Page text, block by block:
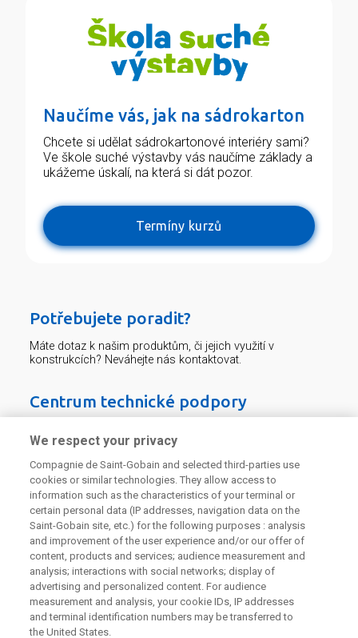
Naučíme vás, jak na sádrokarton
Chcete si udělat sádrokartonové interiéry sami?
Ve škole suché výstavby vás naučíme základy a
ukážeme úskalí, na která si dát pozor.
Termíny kurzů
Potřebujete poradit?
Máte dotaz k našim produktům, či jejich využití v
konstrukcích? Neváhejte nás kontaktovat.
Centrum technické podpory
226 292 224 Zaslat dotaz
Odebírejte náš newsletter
Užitečné odkazy
We respect your privacy
Compagnie de Saint-Gobain and selected third-parties use
cookies or similar technologies. They allow access to
information such as the characteristics of your terminal or
certain personal data (IP addresses, navigation data on the
Saint-Gobain site, etc.) for the following purposes : analysis
and improvement of the user experience and/or our offer of
content, products and services; audience measurement and
analysis; interactions with social networks; display of
advertising and personalized content. For audience
measurement and analysis, your cookie IDs, IP addresses
and terminal identification numbers may be transferred to
the United States.